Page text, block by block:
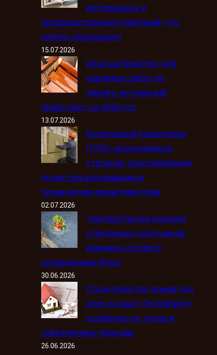
интерьерных и
производственных компаний: что
сейчас заказывают
15.07.2026
Цена на Пинотекс для
наружных работ по
дереву: актуальный
прайс-лист на 2026 год
13.07.2026
Вспененный полиэтилен
(ППЭ): молекулярное
строение, классификация
по методу вспенивания и
технические характеристики
02.07.2026
Температурная инерция
стеклянных салатников:
влияние на подачу
охлаждённых блюд
30.06.2026
Строительство домов под
ключ в Санкт-Петербурге:
особенности, этапы и
современные подходы
26.06.2026